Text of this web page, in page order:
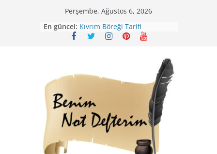
Perşembe, Ağustos 6, 2026
En güncel:
Mirik Köfte Tarifi – Sivas
Kıvrım Böreği Tarifi
Karabuğday Pilavı Tarifi